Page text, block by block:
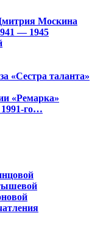
Москина
— 1945
«Сестра таланта»
«Ремарка»
го…